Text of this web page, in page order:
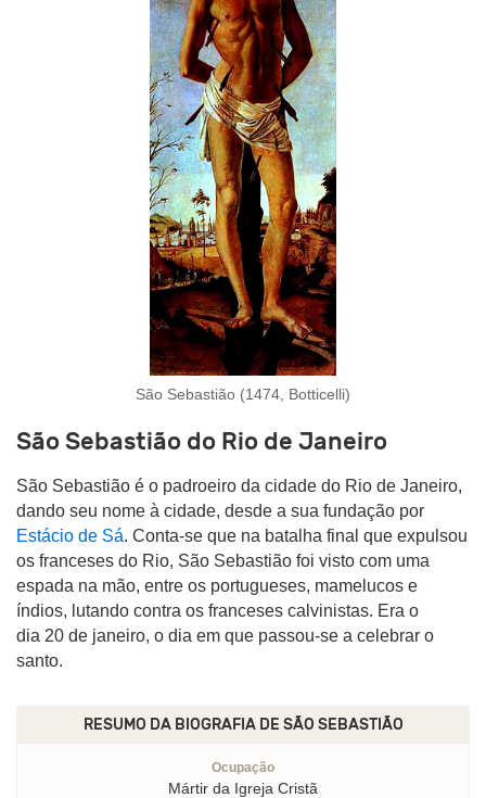
São Sebastião (1474, Botticelli)
São Sebastião do Rio de Janeiro
São Sebastião é o padroeiro da cidade do Rio de Janeiro,
dando seu nome à cidade, desde a sua fundação por
Estácio de Sá. Conta-se que na batalha final que expulsou
os franceses do Rio, São Sebastião foi visto com uma
espada na mão, entre os portugueses, mamelucos e
índios, lutando contra os franceses calvinistas. Era o
dia 20 de janeiro, o dia em que passou-se a celebrar o
santo.
RESUMO DA BIOGRAFIA DE SÃO SEBASTIÃO
Ocupação
Mártir da Igreja Cristã